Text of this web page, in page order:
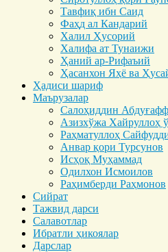
Тавфиқ ибн Саид
Фаҳд ал Кандарий
Халил Ҳусорий
Халифа ат Тунаижи
Ҳаний ар-Рифаъий
Ҳасанхон Яҳё ва
Ҳадиси шариф
Маърузалар
Салоҳиддин
Азизхўжа Хайруллоҳ
Раҳматуллоҳ
Анвар қори Турсунов
Исҳоқ Муҳаммад
Одилхон Исмоилов
Раҳимберди Раҳмонов
Сийрат
Тажвид дарси
Салавотлар
Ибратли ҳикоялар
Дарслар